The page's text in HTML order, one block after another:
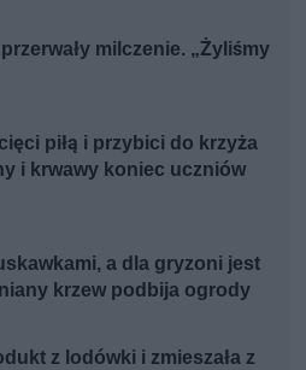
milczenie. „Żyliśmy
piłą i przybici do krzyża
i krwawy koniec uczniów
a dla gryzoni jest
krzew podbija ogrody
z lodówki i zmieszała z